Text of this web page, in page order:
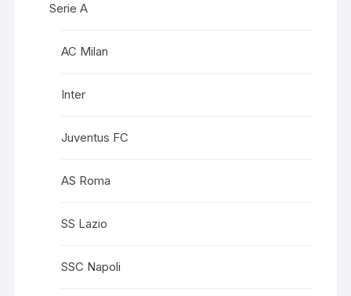
Serie A
AC Milan
Inter
Juventus FC
AS Roma
SS Lazio
SSC Napoli